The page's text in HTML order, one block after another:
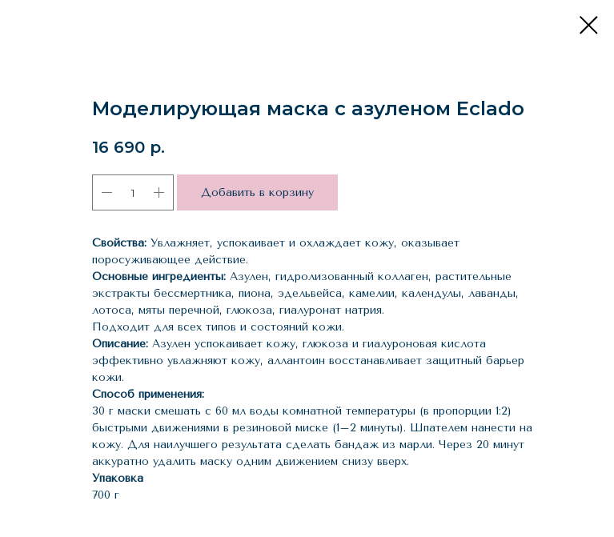
Моделирующая маска с азуленом Eclado
16 690 р.
Добавить в корзину
Свойства: Увлажняет, успокаивает и охлаждает кожу, оказывает
поросуживающее действие.
Основные ингредиенты: Азулен, гидролизованный коллаген, растительные
экстракты бессмертника, пиона, эдельвейса, камелии, календулы, лаванды,
лотоса, мяты перечной, глюкоза, гиалуронат натрия.
Подходит для всех типов и состояний кожи.
Описание: Азулен успокаивает кожу, глюкоза и гиалуроновая кислота
эффективно увлажняют кожу, аллантоин восстанавливает защитный барьер
кожи.
Способ применения:
30 г маски смешать с 60 мл воды комнатной температуры (в пропорции 1:2)
быстрыми движениями в резиновой миске (1–2 минуты). Шпателем нанести на
кожу. Для наилучшего результата сделать бандаж из марли. Через 20 минут
аккуратно удалить маску одним движением снизу вверх.
Упаковка
700 г